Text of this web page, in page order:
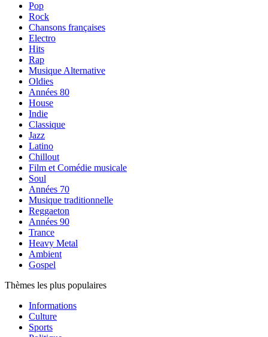
Pop
Rock
Chansons françaises
Electro
Hits
Rap
Musique Alternative
Oldies
Années 80
House
Indie
Classique
Jazz
Latino
Chillout
Film et Comédie musicale
Soul
Années 70
Musique traditionnelle
Reggaeton
Années 90
Trance
Heavy Metal
Ambient
Gospel
Thèmes les plus populaires
Informations
Culture
Sports